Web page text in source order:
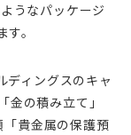
うなパッケージ
。
ディングスのキャ
の積み立て」
貴金属の保護預